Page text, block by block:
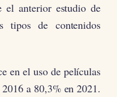
el anterior estudio de
tipos de contenidos
en el uso de películas
a 80,3% en 2021.